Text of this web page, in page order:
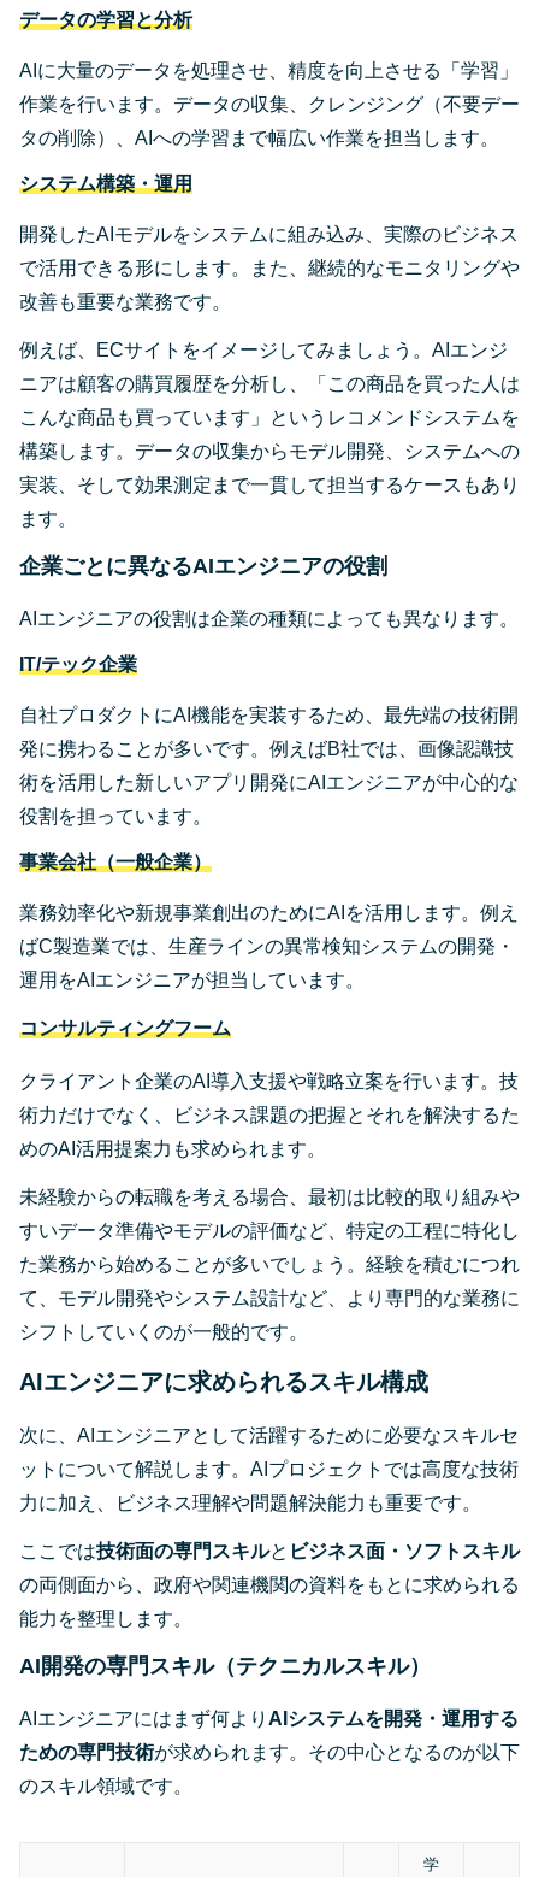
データの学習と分析
AIに大量のデータを処理させ、精度を向上させる「学習」
作業を行います。データの収集、クレンジング（不要デー
タの削除）、AIへの学習まで幅広い作業を担当します。
システム構築・運用
開発したAIモデルをシステムに組み込み、実際のビジネス
で活用できる形にします。また、継続的なモニタリングや
改善も重要な業務です。
例えば、ECサイトをイメージしてみましょう。AIエンジ
ニアは顧客の購買履歴を分析し、「この商品を買った人は
こんな商品も買っています」というレコメンドシステムを
構築します。データの収集からモデル開発、システムへの
実装、そして効果測定まで一貫して担当するケースもあり
ます。
企業ごとに異なるAIエンジニアの役割
AIエンジニアの役割は企業の種類によっても異なります。
IT/テック企業
自社プロダクトにAI機能を実装するため、最先端の技術開
発に携わることが多いです。例えばB社では、画像認識技
術を活用した新しいアプリ開発にAIエンジニアが中心的な
役割を担っています。
事業会社（一般企業）
業務効率化や新規事業創出のためにAIを活用します。例え
ばC製造業では、生産ラインの異常検知システムの開発・
運用をAIエンジニアが担当しています。
コンサルティングフーム
クライアント企業のAI導入支援や戦略立案を行います。技
術力だけでなく、ビジネス課題の把握とそれを解決するた
めのAI活用提案力も求められます。
未経験からの転職を考える場合、最初は比較的取り組みや
すいデータ準備やモデルの評価など、特定の工程に特化し
た業務から始めることが多いでしょう。経験を積むにつれ
て、モデル開発やシステム設計など、より専門的な業務に
シフトしていくのが一般的です。
AIエンジニアに求められるスキル構成
次に、AIエンジニアとして活躍するために必要なスキルセ
ットについて解説します。AIプロジェクトでは高度な技術
力に加え、ビジネス理解や問題解決能力も重要です。
ここでは技術面の専門スキルと ビジネス面・ソフトスキル
の両側面から、政府や関連機関の資料をもとに求められる
能力を整理します。
AI開発の専門スキル（テクニカルスキル）
AIエンジニアにはまず何より AIシステムを開発・運用する
ための専門技術が求められます。その中心となるのが以下
のスキル領域です。
学